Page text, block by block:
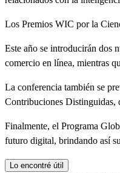
Los Premios WIC por la
Este año se introducirán dos
comercio en línea, mientras
La conferencia también se
Contribuciones Distinguidas,
Finalmente, el Programa
futuro digital, brindando así
Lo encontré útil